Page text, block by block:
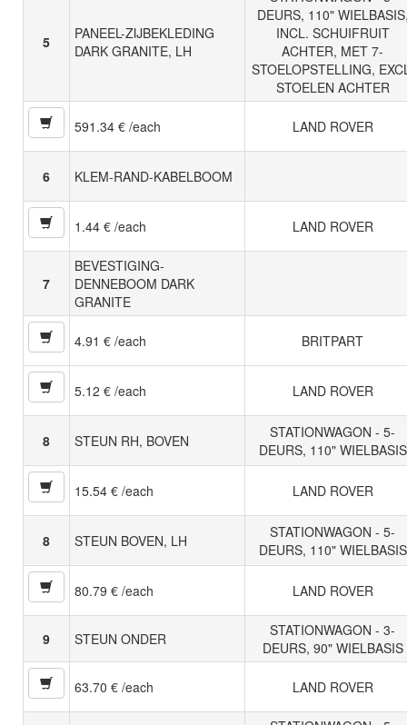
5
PANEEL-ZIJBEKLEDING
DARK GRANITE, LH
DEURS, 110"
INCL. SCHUIFRUIT
ACHTER, MET 7-
STOELOPSTELLING,
STOELEN ACHTER
591.34 € /each LAND ROVER
6 KLEM-RAND-KABELBOOM
1.44 € /each LAND ROVER
7
BEVESTIGING-
DENNEBOOM DARK
GRANITE
4.91 € /each BRITPART
5.12 € /each LAND ROVER
8 STEUN RH, BOVEN
STATIONWAGON - 5-
DEURS, 110" WIELBASIS
15.54 € /each LAND ROVER
8 STEUN BOVEN, LH
STATIONWAGON - 5-
DEURS, 110" WIELBASIS
80.79 € /each LAND ROVER
9 STEUN ONDER
STATIONWAGON - 3-
DEURS, 90" WIELBASIS
63.70 € /each LAND ROVER